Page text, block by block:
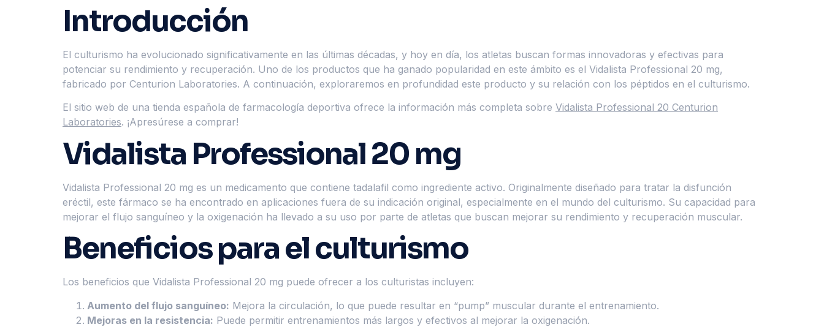
Introducción
El culturismo ha evolucionado significativamente en las últimas décadas, y hoy en día, los atletas buscan formas innovadoras y efectivas para
potenciar su rendimiento y recuperación. Uno de los productos que ha ganado popularidad en este ámbito es el Vidalista Professional 20 mg,
fabricado por Centurion Laboratories. A continuación, exploraremos en profundidad este producto y su relación con los péptidos en el culturismo.
El sitio web de una tienda española de farmacología deportiva ofrece la información más completa sobre Vidalista Professional 20 Centurion
Laboratories. ¡Apresúrese a comprar!
Vidalista Professional 20 mg
Vidalista Professional 20 mg es un medicamento que contiene tadalafil como ingrediente activo. Originalmente diseñado para tratar la disfunción
eréctil, este fármaco se ha encontrado en aplicaciones fuera de su indicación original, especialmente en el mundo del culturismo. Su capacidad para
mejorar el flujo sanguíneo y la oxigenación ha llevado a su uso por parte de atletas que buscan mejorar su rendimiento y recuperación muscular.
Beneficios para el culturismo
Los beneficios que Vidalista Professional 20 mg puede ofrecer a los culturistas incluyen:
Aumento del flujo sanguíneo: Mejora la circulación, lo que puede resultar en “pump” muscular durante el entrenamiento.
Mejoras en la resistencia: Puede permitir entrenamientos más largos y efectivos al mejorar la oxigenación.